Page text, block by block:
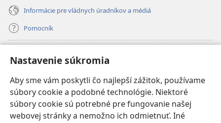
Nastavenie súkromia
Aby sme vám poskytli čo najlepší zážitok, používame
súbory cookie a podobné technológie. Niektoré
súbory cookie sú potrebné pre fungovanie našej
webovej stránky a nemožno ich odmietnuť. Iné
Informácie pre vládnych úradníkov a médiá
Pomocník
(otvorí
nové
okno)
INTERNETOVÁ KNIŽNICA Strážnej veže
(otvorí
nové
okno)JW Hub ®
(otvorí
nové